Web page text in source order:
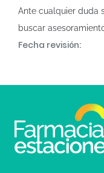
Ante cualquier duda
buscar
Fecha revisión: